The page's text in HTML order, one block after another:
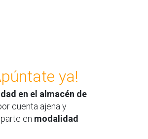
ya!
en el almacén de
cuenta ajena y
en modalidad